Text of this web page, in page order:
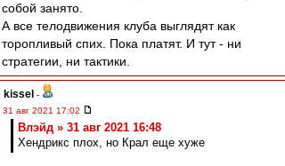
собой занято.
А все телодвижения клуба выглядят как
торопливый спих. Пока платят. И тут - ни
стратегии, ни тактики.
kissel -
31 авг 2021 17:02
Влэйд » 31 авг 2021 16:48
Хендрикс плох, но Крал еще хуже